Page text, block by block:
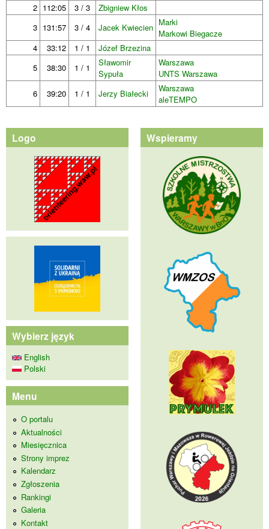
2 112:05 3 / 3
Zbigniew Kłos
3 131:57 3 / 4 Jacek Kwiecien Marki
Markowi Biegacze
4
33:12 1 / 1
Józef Brzezina
5
38:30 1 / 1
Sławomir
Sypuła
Warszawa
UNTS Warszawa
6
39:20 1 / 1 Jerzy Białecki
Warszawa
aleTEMPO
Logo
Wybierz język
English
Polski
Menu
O portalu
Aktualności
Miesięcznica
Strony imprez
Kalendarz
Zgłoszenia
Rankingi
Galeria
Kontakt
Wspieramy